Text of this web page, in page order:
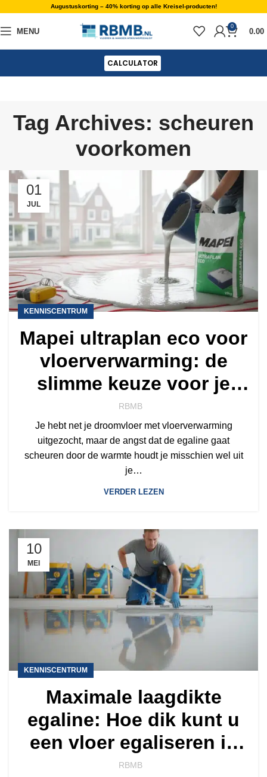
Augustuskorting – 40% korting op alle Kreisel-producten!
MENU
0
0.00
CALCULATOR
Tag Archives: scheuren
voorkomen
01
JUL
KENNISCENTRUM
Mapei ultraplan eco voor
vloerverwarming: de
slimme keuze voor je
vloer
RBMB
Je hebt net je droomvloer met vloerverwarming
uitgezocht, maar de angst dat de egaline gaat
scheuren door de warmte houdt je misschien wel uit
je…
VERDER LEZEN
10
MEI
KENNISCENTRUM
Maximale laagdikte
egaline: Hoe dik kunt u
een vloer egaliseren in
2026?
RBMB